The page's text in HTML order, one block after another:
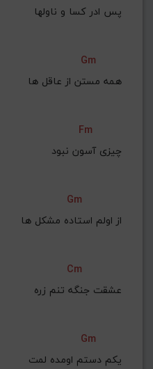
پس ادر کسا و ناولها
Gm
همه مستن از عاقل ها
Fm
چیزی آسون نبود
Gm
از اولم استاده مشکل ها
Cm
عشقت جنگه تنم زره
Gm
یکم دستم اومده لمت